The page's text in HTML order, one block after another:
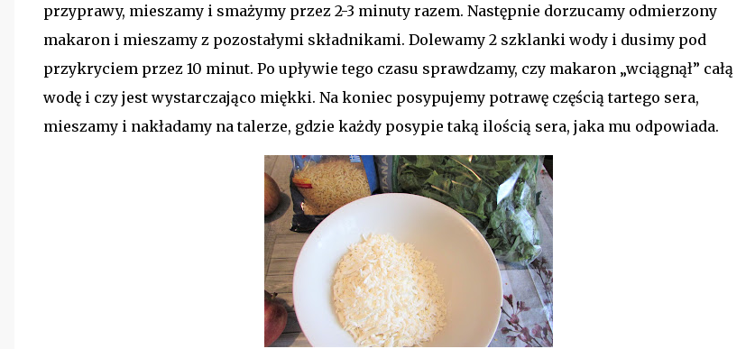
przyprawy, mieszamy i smażymy przez 2-3 minuty razem. Następnie dorzucamy odmierzony
makaron i mieszamy z pozostałymi składnikami. Dolewamy 2 szklanki wody i dusimy pod
przykryciem przez 10 minut. Po upływie tego czasu sprawdzamy, czy makaron „wciągnął” całą
wodę i czy jest wystarczająco miękki. Na koniec posypujemy potrawę częścią tartego sera,
mieszamy i nakładamy na talerze, gdzie każdy posypie taką ilością sera, jaka mu odpowiada.